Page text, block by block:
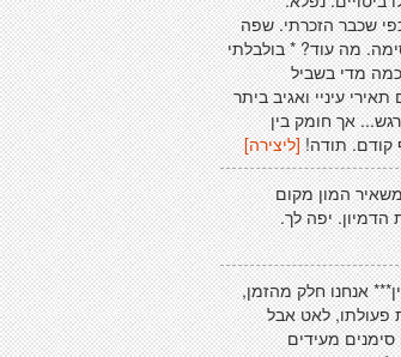
שכבר הזכרתי. שפה
מה עוד? * בולבלתי
מדי בשביל
עיניי ואגיב ביתר
אך חומק בין
קודם. תודה! [ליצירה]
המון מקום
יפה לך.
אנחנו חלק מהזמן,
פעולתו, לאט אבל
מעידים